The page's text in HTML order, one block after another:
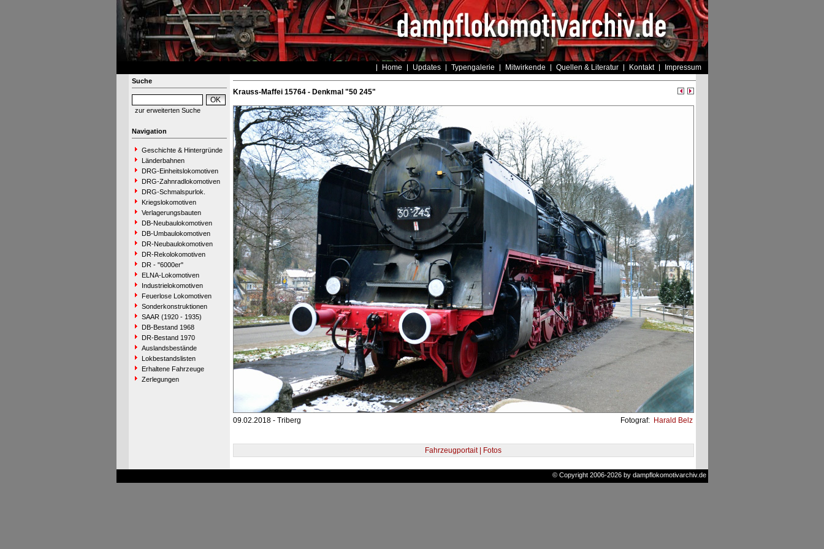
Home Updates Typengalerie Mitwirkende Quellen & Literatur Kontakt Impressum
Suche
zur erweiterten Suche
Navigation
Geschichte & Hintergründe
Länderbahnen
DRG-Einheitslokomotiven
DRG-Zahnradlokomotiven
DRG-Schmalspurlok.
Kriegslokomotiven
Verlagerungsbauten
DB-Neubaulokomotiven
DB-Umbaulokomotiven
DR-Neubaulokomotiven
DR-Rekolokomotiven
DR - "6000er"
ELNA-Lokomotiven
Industrielokomotiven
Feuerlose Lokomotiven
Sonderkonstruktionen
SAAR (1920 - 1935)
DB-Bestand 1968
DR-Bestand 1970
Auslandsbestände
Lokbestandslisten
Erhaltene Fahrzeuge
Zerlegungen
Krauss-Maffei 15764 - Denkmal "50 245"
09.02.2018 - Triberg Fotograf: Harald Belz
Fahrzeugportait | Fotos
© Copyright 2006-2026 by dampflokomotivarchiv.de